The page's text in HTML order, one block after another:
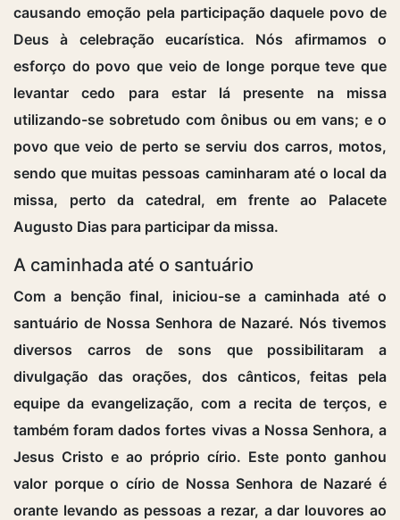
causando emoção pela participação daquele povo de
Deus à celebração eucarística. Nós afirmamos o
esforço do povo que veio de longe porque teve que
levantar cedo para estar lá presente na missa
utilizando-se sobretudo com ônibus ou em vans; e o
povo que veio de perto se serviu dos carros, motos,
sendo que muitas pessoas caminharam até o local da
missa, perto da catedral, em frente ao Palacete
Augusto Dias para participar da missa.
A caminhada até o santuário
Com a benção final, iniciou-se a caminhada até o
santuário de Nossa Senhora de Nazaré. Nós tivemos
diversos carros de sons que possibilitaram a
divulgação das orações, dos cânticos, feitas pela
equipe da evangelização, com a recita de terços, e
também foram dados fortes vivas a Nossa Senhora, a
Jesus Cristo e ao próprio círio. Este ponto ganhou
valor porque o círio de Nossa Senhora de Nazaré é
orante levando as pessoas a rezar, a dar louvores ao